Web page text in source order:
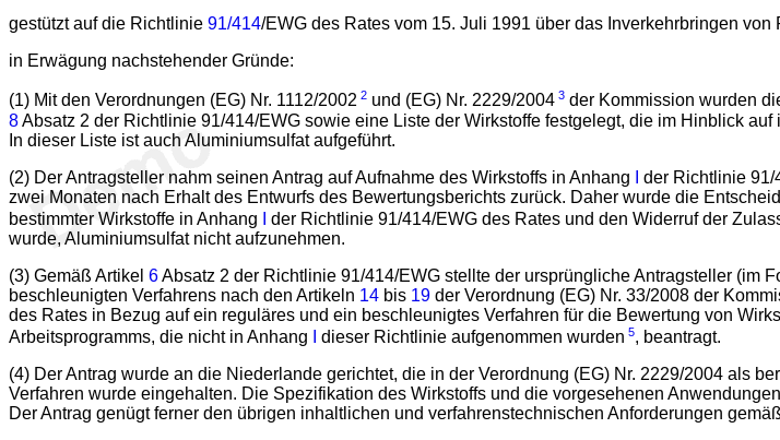
gestützt auf die Richtlinie 91/414/EWG des Rates vom 15. Juli 1991 über das Inverkehrbringen von
in Erwägung nachstehender Gründe:
(1) Mit den Verordnungen (EG) Nr. 1112/2002 2 und (EG) Nr. 2229/2004 3 der Kommission wurden
8Absatz 2 der Richtlinie 91/414/EWG sowie eine Liste der Wirkstoffe festgelegt, die im Hinblick
In dieser Liste ist auch Aluminiumsulfat aufgeführt.
(2) Der Antragsteller nahm seinen Antrag auf Aufnahme des Wirkstoffs in Anhang
der Richtlinie 91/
zwei Monaten nach Erhalt des Entwurfs des Bewertungsberichts zurück. Daher wurde die
bestimmter Wirkstoffe in Anhang
der Richtlinie 91/414/EWG des Rates und den Widerruf der
wurde, Aluminiumsulfat nicht aufzunehmen.
(3) Gemäß Artikel 6Absatz 2 der Richtlinie 91/414/EWG stellte der ursprüngliche Antragsteller (im
beschleunigten Verfahrens nach den Artikeln 14 bis 19 der Verordnung (EG) Nr. 33/2008 der
des Rates in Bezug auf ein reguläres und ein beschleunigtes Verfahren für die Bewertung von
Arbeitsprogramms, die nicht in Anhang
dieser Richtlinie aufgenommen wurden 5, beantragt.
(4) Der Antrag wurde an die Niederlande gerichtet, die in der Verordnung (EG) Nr. 2229/2004 als
Verfahren wurde eingehalten. Die Spezifikation des Wirkstoffs und die vorgesehenen
Der Antrag genügt ferner den übrigen inhaltlichen und verfahrenstechnischen Anforderungen